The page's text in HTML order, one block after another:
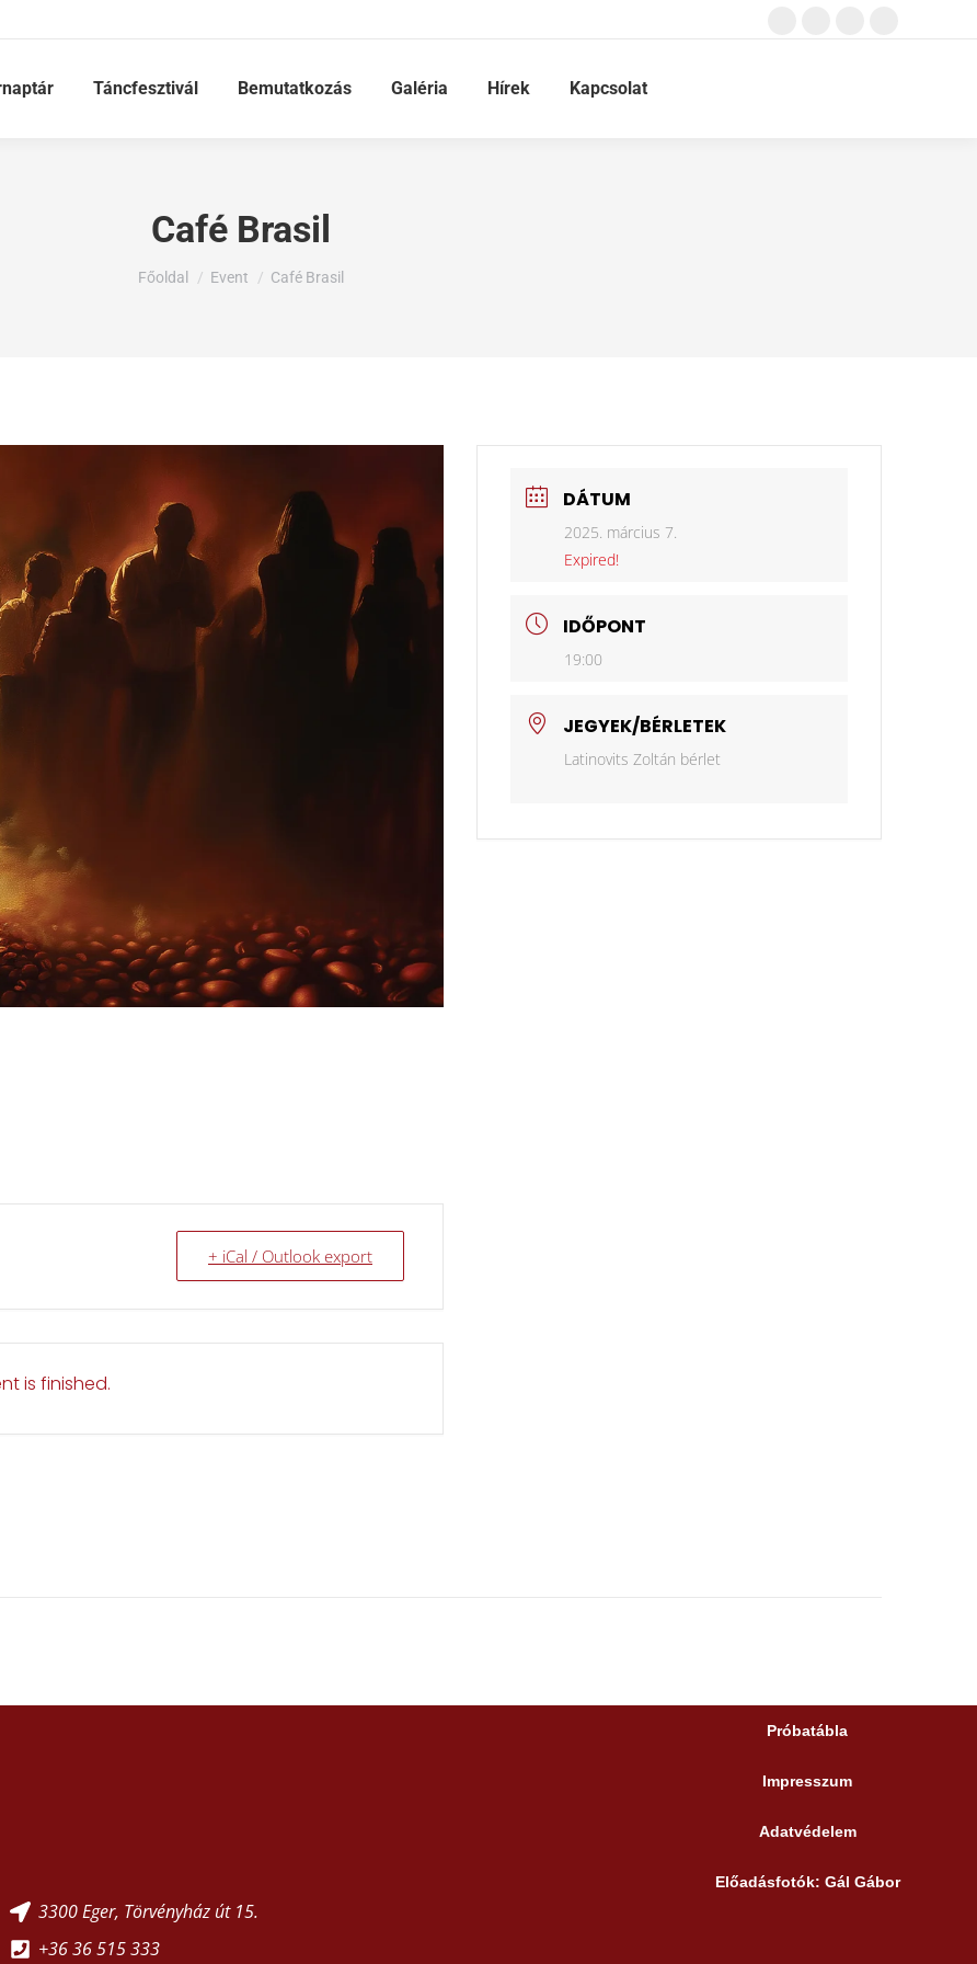
Táncfesztivál Bemutatkozás Galéria Hírek Kapcsolat
Café Brasil
Ön itt van:
Főoldal Event Café Brasil
+ iCal / Outlook export
is finished.
DÁTUM
2025. március 7.
Expired!
IDŐPONT
19:00
JEGYEK/BÉRLETEK
Latinovits Zoltán bérlet
3300 Eger, Törvényház út 15.
+36 36 515 333
Próbatábla
Impresszum
Adatvédelem
Előadásfotók: Gál Gábor